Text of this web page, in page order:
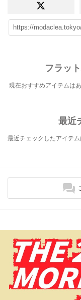
フラッ
現在おすすめアイテムはあ
最近
最近チェックしたアイテム